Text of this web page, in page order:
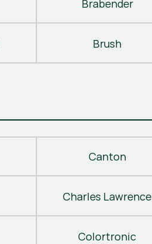
Brabender
Brush
Canton
Charles Lawrence
Colortronic